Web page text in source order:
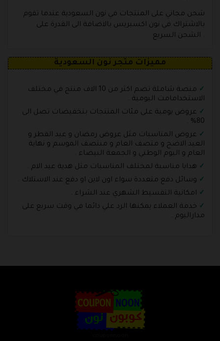
شحن مجاني على المنتجات في نون السعودية عندما تقوم
بالاشتراك في نون اكسبريس بالاضافة الى القدرة على
الشحن السريع .
مميزات متجر نون السعودية
منصة شاملة تضم اكثر من 10 الاف منتج في مختلف
الاستخدامامت اليومية .
عروض يومية على مئات المنتجات بتخفيضات تصل الى
80% .
عروض المناسبات مثل عروض رمضان و عيد الفطر و
العيد الاضح و متصف العام و منتصف الموسم و نهاية
العام و اليوم الوطني و الجمعة البيضاء .
هدايا مناسبة لمختلف المناسبات مثل هدية عيد الام .
وسائل دفع متعددة سواء اون لاين او دفع عند الاستلاك .
امكانية التقسيط الشهري عند الشراء .
خدمة العملاء يمكنها الرد علي دائما في وقت سريع على
مداراليوم .